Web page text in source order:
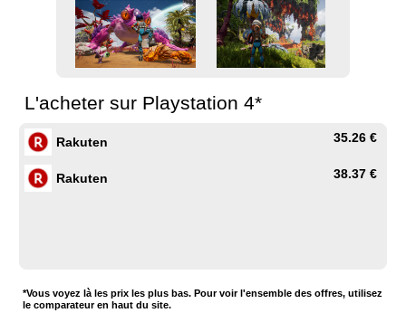
L'acheter sur Playstation 4*
Rakuten 35.26 €
Rakuten 38.37 €
*Vous voyez là les prix les plus bas. Pour voir l'ensemble des offres, utilisez
le comparateur en haut du site.